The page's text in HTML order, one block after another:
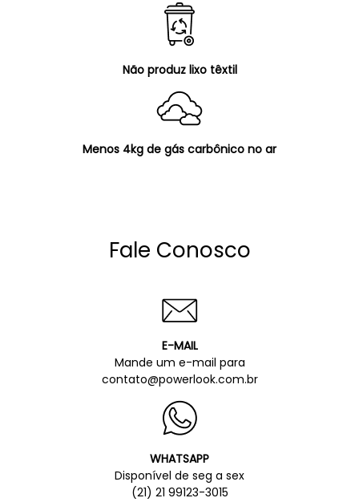
Não produz lixo têxtil
Menos 4kg de gás carbônico no ar
Fale Conosco
E-MAIL
Mande um e-mail para
contato@powerlook.com.br
WHATSAPP
Disponível de seg a sex
(21) 21 99123-3015